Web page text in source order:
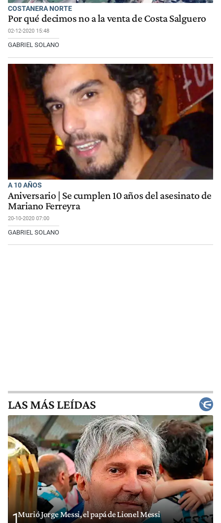
COSTANERA NORTE
Por qué decimos no a la venta de Costa Salguero
02-12-2020 15:48
GABRIEL SOLANO
A 10 AÑOS
Aniversario | Se cumplen 10 años del asesinato de
Mariano Ferreyra
20-10-2020 07:00
GABRIEL SOLANO
LAS MÁS LEÍDAS
1Murió Jorge Messi, el papá de Lionel Messi